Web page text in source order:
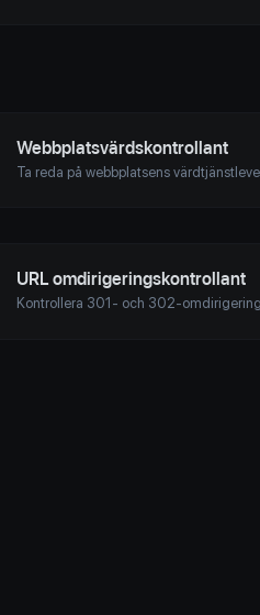
Webbplatsvärdskontrollant
URL omdirigeringskontrollant